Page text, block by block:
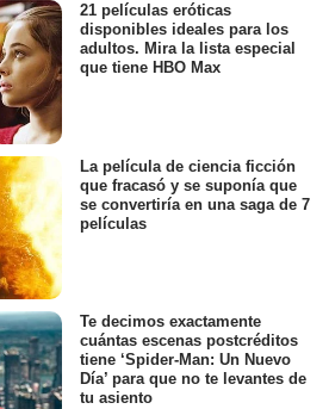
21 películas eróticas
disponibles ideales para los
adultos. Mira la lista especial
que tiene HBO Max
La película de ciencia ficción
que fracasó y se suponía que
se convertiría en una saga de 7
películas
Te decimos exactamente
cuántas escenas postcréditos
tiene ‘Spider-Man: Un Nuevo
Día’ para que no te levantes de
tu asiento